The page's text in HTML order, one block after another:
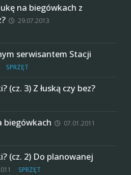
na biegówkach z
29.07.2013
serwisantem Stacji
SPRZĘT
(cz. 3) Z łuską czy bez?
biegówkach
07.01.2011
(cz. 2) Do planowanej
SPRZĘT